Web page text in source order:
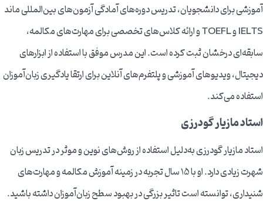
آموزشی برای دانشجویان، تدریس دوره‌های آمادگی آزمون‌های بین‌المللی ماند
IELTS و TOEFL و ارائه کلاس‌های تخصصی برای مهارت‌های مکالمه،
سابقه‌ای درخشان ثبت کرده است. این مدرس موفق با استفاده از ابزارهای
دیجیتال، ویدیوهای آموزشی و پلتفرم‌های آنلاین برای ارتقا یادگیری زبان‌آموزان
استفاده می‌کند.
استاد مازیار گودرزی
استاد مازیار گودرزی به‌دلیل استفاده از روش‌های نوین و موثر در تدریس زبان
شهرت زیادی دارد. او با 15 سال تجربه در زمینه آموزش مکالمه و مهارت‌های
شنیداری، توانسته است تاثیر بزرگی در بهبود سطح زبان‌آموزان داشته باشید.